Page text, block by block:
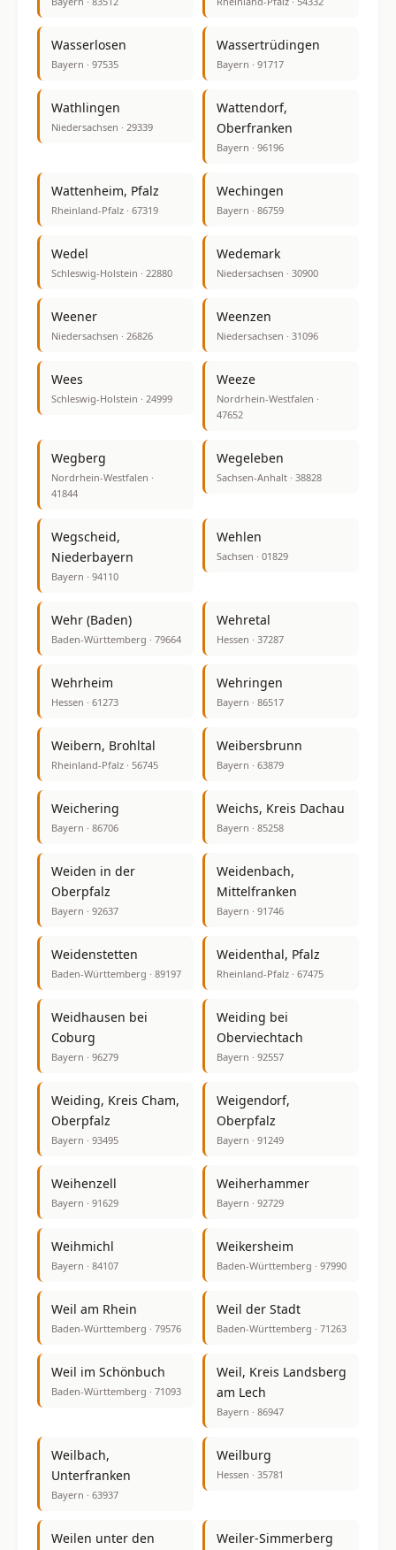
Wasserlosen
Bayern · 97535
Wassertrüdingen
Bayern · 91717
Wathlingen
Niedersachsen · 29339
Wattendorf,
Oberfranken
Bayern · 96196
Wattenheim, Pfalz
Rheinland-Pfalz · 67319
Wechingen
Bayern · 86759
Wedel
Schleswig-Holstein · 22880
Wedemark
Niedersachsen · 30900
Weener
Niedersachsen · 26826
Weenzen
Niedersachsen · 31096
Wees
Schleswig-Holstein · 24999
Weeze
Nordrhein-Westfalen ·
47652
Wegberg
Nordrhein-Westfalen ·
41844
Wegeleben
Sachsen-Anhalt · 38828
Wegscheid,
Niederbayern
Bayern · 94110
Wehlen
Sachsen · 01829
Wehr (Baden)
Baden-Württemberg · 79664
Wehretal
Hessen · 37287
Wehrheim
Hessen · 61273
Wehringen
Bayern · 86517
Weibern, Brohltal
Rheinland-Pfalz · 56745
Weibersbrunn
Bayern · 63879
Weichering
Bayern · 86706
Weichs, Kreis Dachau
Bayern · 85258
Weiden in der
Oberpfalz
Bayern · 92637
Weidenbach,
Mittelfranken
Bayern · 91746
Weidenstetten
Baden-Württemberg · 89197
Weidenthal, Pfalz
Rheinland-Pfalz · 67475
Weidhausen bei
Coburg
Bayern · 96279
Weiding bei
Oberviechtach
Bayern · 92557
Weiding, Kreis Cham,
Oberpfalz
Bayern · 93495
Weigendorf,
Oberpfalz
Bayern · 91249
Weihenzell
Bayern · 91629
Weiherhammer
Bayern · 92729
Weihmichl
Bayern · 84107
Weikersheim
Baden-Württemberg · 97990
Weil am Rhein
Baden-Württemberg · 79576
Weil der Stadt
Baden-Württemberg · 71263
Weil im Schönbuch
Baden-Württemberg · 71093
Weil, Kreis Landsberg
am Lech
Bayern · 86947
Weilbach,
Unterfranken
Bayern · 63937
Weilburg
Hessen · 35781
Weilen unter den
Weiler-Simmerberg